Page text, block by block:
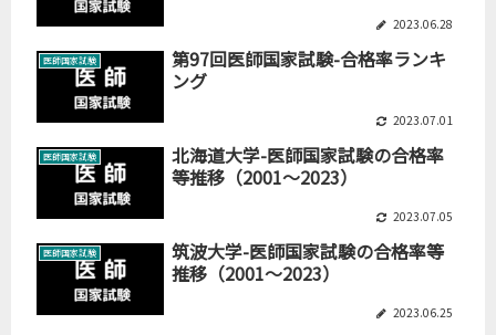
2023.06.28
医師国家試験
第97回医師国家試験-合格率ランキ
ング
2023.07.01
医師国家試験
北海道大学-医師国家試験の合格率
等推移（2001～2023）
2023.07.05
医師国家試験
筑波大学-医師国家試験の合格率等
推移（2001～2023）
2023.06.25